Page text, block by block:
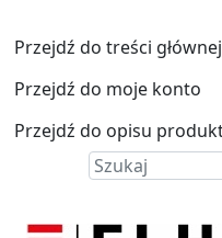
Przejdź do treści głównej
Przejdź do moje konto
Przejdź do opisu